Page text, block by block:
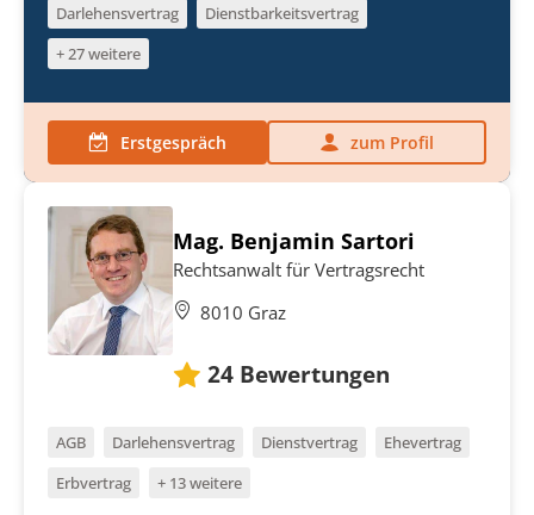
Darlehensvertrag
Dienstbarkeitsvertrag
+ 27 weitere
Erstgespräch zum Profil
Mag. Benjamin Sartori
Rechtsanwalt für Vertragsrecht
8010 Graz
24 Bewertungen
AGB Darlehensvertrag Dienstvertrag
Ehevertrag
Erbvertrag
+ 13 weitere